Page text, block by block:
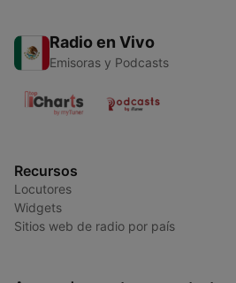
Radio en Vivo
Emisoras y Podcasts
Recursos
Locutores
Widgets
Sitios web de radio por país